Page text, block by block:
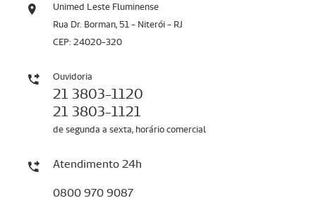
Unimed Leste Fluminense
Rua Dr. Borman, 51 - Niterói - RJ
CEP: 24020-320
Ouvidoria
21 3803-1120
21 3803-1121
de segunda a sexta, horário comercial
Atendimento 24h
0800 970 9087